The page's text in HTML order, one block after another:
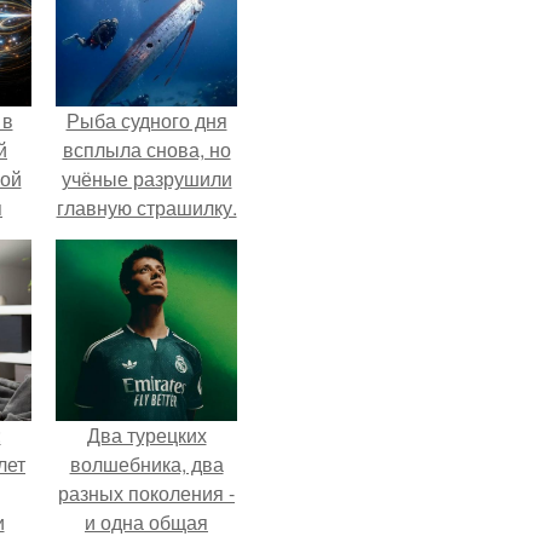
Рыба судного дня
всплыла снова, но
учёные разрушили
главную страшилку.
Два турецких
волшебника, два
разных поколения -
и одна общая